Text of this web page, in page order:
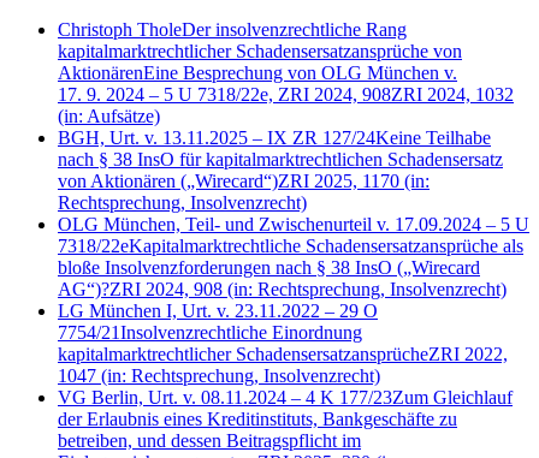
Christoph TholeDer insolvenzrechtliche Rang
kapitalmarktrechtlicher Schadensersatzansprüche von
AktionärenEine Besprechung von OLG München v.
17. 9. 2024 – 5 U 7318/22e, ZRI 2024, 908ZRI 2024, 1032
(in: Aufsätze)
BGH, Urt. v. 13.11.2025 – IX ZR 127/24Keine Teilhabe
nach § 38 InsO für kapitalmarktrechtlichen Schadensersatz
von Aktionären („Wirecard“)ZRI 2025, 1170 (in:
Rechtsprechung, Insolvenzrecht)
OLG München, Teil- und Zwischenurteil v. 17.09.2024 – 5 U
7318/22eKapitalmarktrechtliche Schadensersatzansprüche als
bloße Insolvenzforderungen nach § 38 InsO („Wirecard
AG“)?ZRI 2024, 908 (in: Rechtsprechung, Insolvenzrecht)
LG München I, Urt. v. 23.11.2022 – 29 O
7754/21Insolvenzrechtliche Einordnung
kapitalmarktrechtlicher SchadensersatzansprücheZRI 2022,
1047 (in: Rechtsprechung, Insolvenzrecht)
VG Berlin, Urt. v. 08.11.2024 – 4 K 177/23Zum Gleichlauf
der Erlaubnis eines Kreditinstituts, Bankgeschäfte zu
betreiben, und dessen Beitragspflicht im